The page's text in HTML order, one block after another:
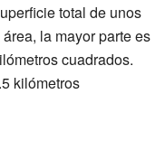
total de unos
la mayor parte es
cuadrados.
kilómetros